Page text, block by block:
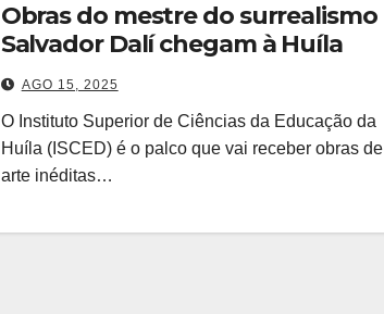
Obras do mestre do surrealismo
Salvador Dalí chegam à Huíla
AGO 15, 2025
O Instituto Superior de Ciências da Educação da
Huíla (ISCED) é o palco que vai receber obras de
arte inéditas…